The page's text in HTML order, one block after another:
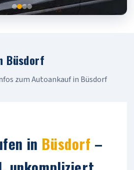
Büsdorf
zum Autoankauf in Büsdorf
in Büsdorf –